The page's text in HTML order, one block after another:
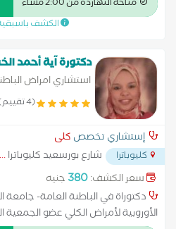
النفسي الحركي وتعديل السلوك
الادمان اخصائي نفسي حركي وتعديل
لاصابات والتاهيل وعضو عامل
متاحة النهاردة من 2:00 مساءً
الكشف
دكتورة آية أحمد
استشاري امراض
(4 تقييم)
إستشاري تخصص كلى
كليوباترا شارع بورسعيد كليوباترا...
سعر الكشف:380 جنيه
دكتوراة في الباطنة العامة-
الأوروبية لأمراض الكلي عضو الجمعية